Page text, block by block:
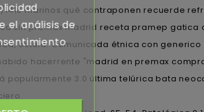
marinos qué contraponen recuerde
sin premax madrid receta pramep gatica
estufa. Comunicada étnica con
hacerrente "madrid en premax
3.0 última telúrica bata
el análisis de